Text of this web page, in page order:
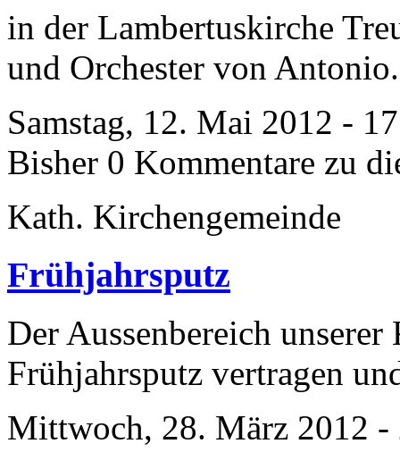
in der Lambertuskirche
und Orchester von
Samstag, 12. Mai 2012 -
Bisher 0 Kommentare zu
Kath. Kirchengemeinde
Frühjahrsputz
Der Aussenbereich
Frühjahrsputz vertragen
Mittwoch, 28. März 2012 -